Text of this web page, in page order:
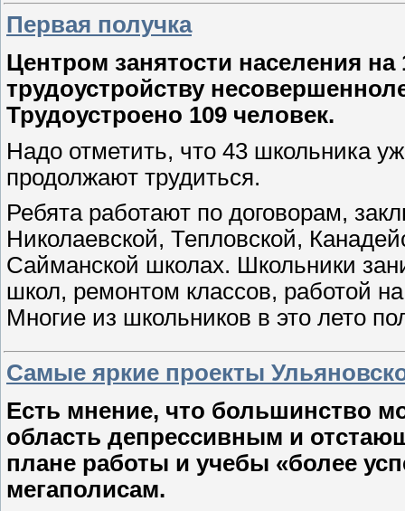
Первая получка
Центром занятости населения
трудоустройству
Трудоустроено 109 человек.
Надо отметить, что 43 школьника
продолжают трудиться.
Ребята работают по договорам,
Николаевской, Тепловской,
Сайманской школах. Школьники
школ, ремонтом классов, работой
Многие из школьников в это лето
Самые яркие проекты
Есть мнение, что большинство
область депрессивным и
плане работы и учебы «более
мегаполисам.